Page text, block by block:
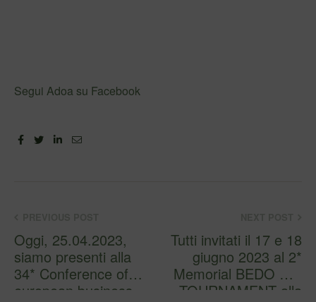
Segui Adoa su Facebook
FacebookTwitterLinkedin
Email
Oggi, 25.04.2023,
siamo presenti alla
34* Conference of
european business
Tutti invitati il 17 e 18
giugno 2023 al 2*
Memorial BEDO WP
TOURNAMENT alla